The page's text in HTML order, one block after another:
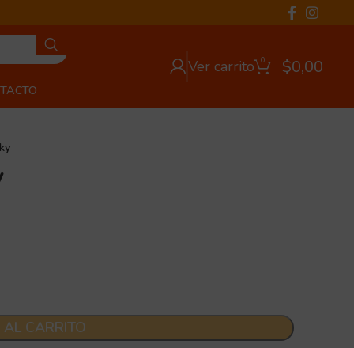
Ver carrito 0 $0,00
CARRITO